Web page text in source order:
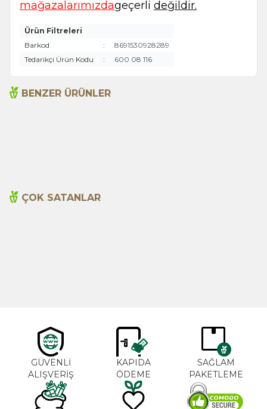
mağazalarımızdageçerli değildir.
Ürün Filtreleri
Barkod
:
8691530928289
Tedarikçi Ürün Kodu
: 600 08 116
BENZER ÜRÜNLER
ÇOK SATANLAR
GÜVENLİ
ALIŞVERİŞ
KAPIDA
ÖDEME
SAĞLAM
PAKETLEME